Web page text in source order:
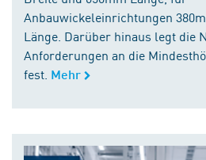
Anbauwickeleinrichtungen
Länge. Darüber hinaus legt die
Anforderungen an die
fest. Mehr